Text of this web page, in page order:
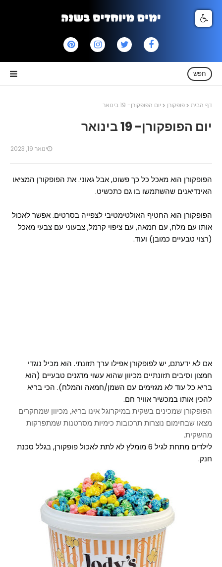
חפש
דף הבית פופקורן יום הפופקורן- 19 בינואר
יום הפופקורן- 19 בינואר
ינואר 19, 2023
הפופקורן הוא מאכל כל כך פשוט, אבל גאוני. את הפופקורן המציאו
האינדיאנים שהשתמשו בו גם כתכשיט.
הפופקורן הוא החטיף האולטימטיבי לצפייה בסרטים. אפשר לאכול
אותו עם מלח, עם חמאה, עם ציפוי קרמל,צבעוני עם צבעי מאכל
(רצוי טבעיים כמובן) ועוד.
אם לא ידעתם, יש לפופקורן אפילו ערך תזונתי. הוא מכיל נוגדי
חמצון וסיבים תזונתיים מכיוון שהוא עשוי מדגנים טבעיים (הוא
בריא כל עוד לא מגזימים עם השמן/חמאה והמלח). הכי בריא
להכין אותו במכשיר אוויר חם.
הפופקורן שמכינים בשקית במיקרוגל אינו בריא, מכיוון שמחקרים
מצאו שבחימום נוצרות תרכובות כימיות מסרטנות שמתפרקות
מהשקית.
לילדים מתחת לגיל 6 מומלץ לא לתת לאכול פופקורן, בגלל סכנת
חנק.